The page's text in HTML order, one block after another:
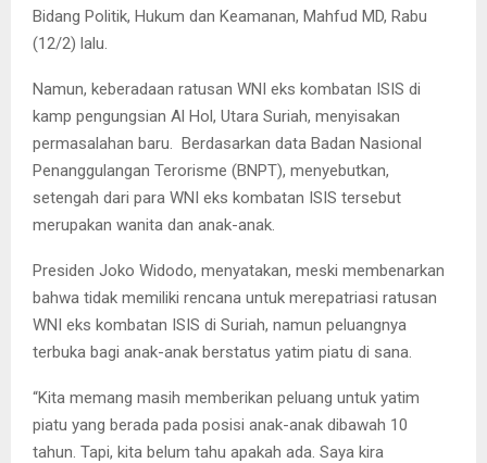
Bidang Politik, Hukum dan Keamanan, Mahfud MD, Rabu
(12/2) lalu.
Namun, keberadaan ratusan WNI eks kombatan ISIS di
kamp pengungsian Al Hol, Utara Suriah, menyisakan
permasalahan baru. Berdasarkan data Badan Nasional
Penanggulangan Terorisme (BNPT), menyebutkan,
setengah dari para WNI eks kombatan ISIS tersebut
merupakan wanita dan anak-anak.
Presiden Joko Widodo, menyatakan, meski membenarkan
bahwa tidak memiliki rencana untuk merepatriasi ratusan
WNI eks kombatan ISIS di Suriah, namun peluangnya
terbuka bagi anak-anak berstatus yatim piatu di sana.
“Kita memang masih memberikan peluang untuk yatim
piatu yang berada pada posisi anak-anak dibawah 10
tahun. Tapi, kita belum tahu apakah ada. Saya kira